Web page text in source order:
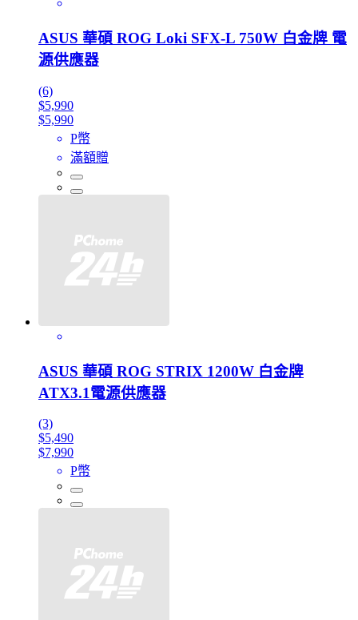
ASUS 華碩 ROG Loki SFX-L 750W 白金牌 電
源供應器
(6)
$5,990
$5,990
P幣
滿額贈
ASUS 華碩 ROG STRIX 1200W 白金牌
ATX3.1電源供應器
(3)
$5,490
$7,990
P幣